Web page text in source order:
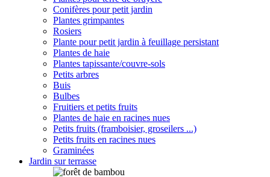
Conifères pour petit jardin
Plantes grimpantes
Rosiers
Plante pour petit jardin à feuillage persistant
Plantes de haie
Plantes tapissante/couvre-sols
Petits arbres
Buis
Bulbes
Fruitiers et petits fruits
Plantes de haie en racines nues
Petits fruits (framboisier, groseilers ...)
Petits fruits en racines nues
Graminées
Jardin sur terrasse